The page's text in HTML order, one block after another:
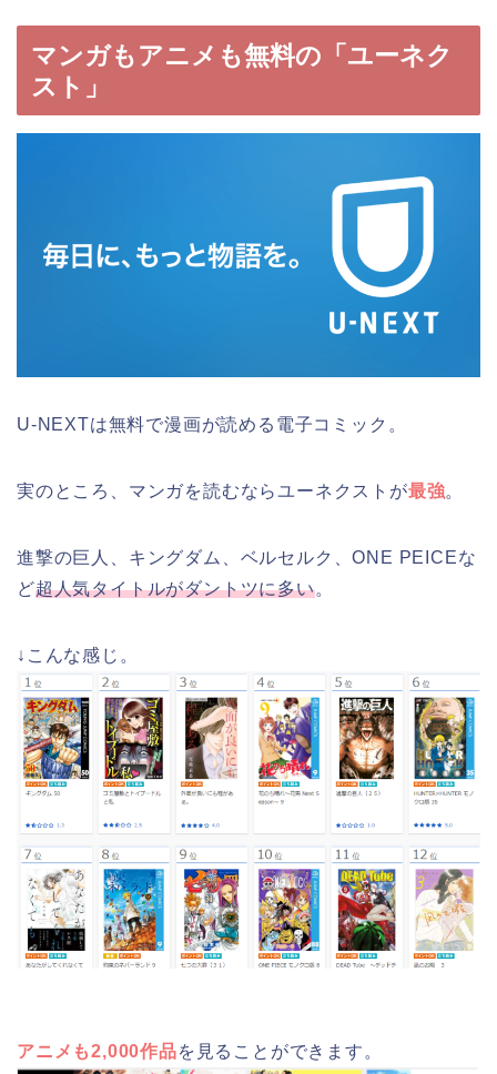
マンガもアニメも無料の「ユーネク
スト」
U-NEXTは無料で漫画が読める電子コミック。
実のところ、マンガを読むならユーネクストが最強。
進撃の巨人、キングダム、ベルセルク、ONE PEICEな
ど超人気タイトルがダントツに多い。
↓こんな感じ。
アニメも2,000作品を見ることができます。